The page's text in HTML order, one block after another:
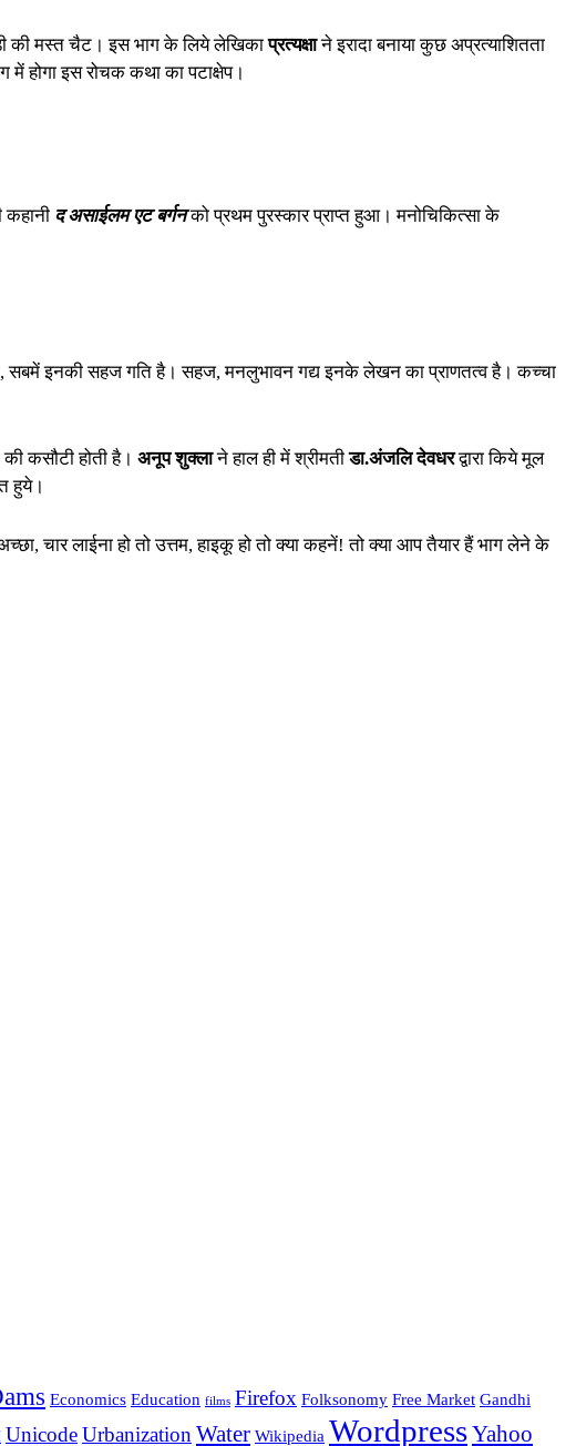
की मस्त चैट। इस भाग के लिये लेखिकाप्रत्यक्षाने इरादा बनाया कुछ अप्रत्याशितता
होगा इस रोचक कथा का पटाक्षेप।
द असाईलम एट बर्गनको प्रथम पुरस्कार प्राप्त हुआ। मनोचिकित्सा के
सबमें इनकी सहज गति है। सहज, मनलुभावन गद्य इनके लेखन का प्राणतत्व है। कच्चा
कसौटी होती है। अनूप शुक्लाने हाल ही में श्रीमतीडा.अंजलि देवधरद्वारा किये मूल
हुये।
चार लाईना हो तो उत्तम, हाइकू हो तो क्या कहनें! तो क्या आप तैयार हैं भाग लेने के
Economics Education films Firefox Folksonomy Free Market Gandhi
UnicodeUrbanization Water Wikipedia WordpressYahoo